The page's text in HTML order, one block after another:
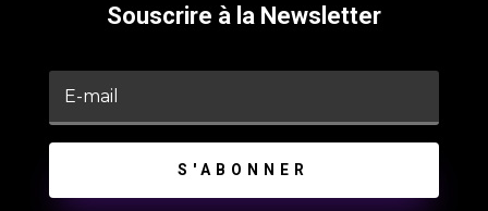
Souscrire à la Newsletter
S'ABONNER